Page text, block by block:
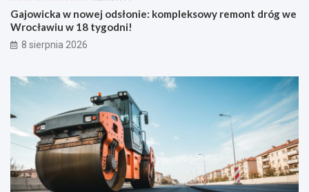
Gajowicka w nowej odsłonie: kompleksowy remont dróg we
Wrocławiu w 18 tygodni!
8 sierpnia 2026